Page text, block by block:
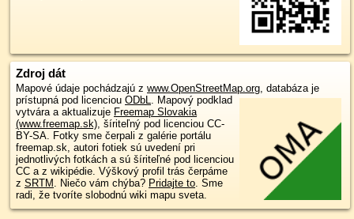
Zdroj dát
Mapové údaje pochádzajú z www.OpenStreetMap.org, databáza je
prístupná pod licenciou ODbL. Mapový podklad
vytvára a aktualizuje Freemap Slovakia
(www.freemap.sk), šíriteľný pod licenciou CC-
BY-SA. Fotky sme čerpali z galérie portálu
freemap.sk, autori fotiek sú uvedení pri
jednotlivých fotkách a sú šíriteľné pod licenciou
CC a z wikipédie. Výškový profil trás čerpáme
z SRTM . Niečo vám chýba? Pridajte to. Sme
radi, že tvoríte slobodnú wiki mapu sveta.